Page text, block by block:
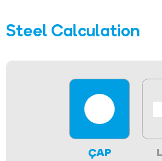
Steel Calculation
ÇAP